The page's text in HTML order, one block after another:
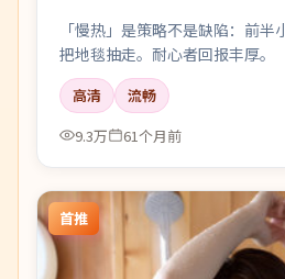
「慢热」是策略不是缺陷：前
把地毯抽走。耐心者回报丰厚。
高清
流畅
9.3万
61个月前
首推